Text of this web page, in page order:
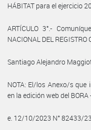
HÁBITAT para el ejercicio
ARTÍCULO 3°.-
NACIONAL DEL
Santiago Alejandro
NOTA: El/los Anexo/s
en la edición web del
e. 12/10/2023 N° 82433/